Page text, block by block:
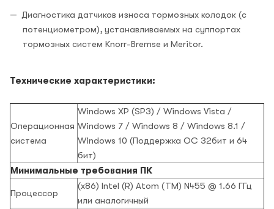
Диагностика датчиков износа тормозных колодок (с
потенциометром), устанавливаемых на суппортах
тормозных систем Knorr-Bremse и Meritor.
Технические характеристики:
Операционная
система
Windows XP (SP3) / Windows Vista /
Windows 7 / Windows 8 / Windows 8.1 /
Windows 10 (Поддержка ОС 32бит и 64
бит)
Минимальные требования ПК
Процессор
(x86) Intel (R) Atom (TM) N455 @ 1.66 ГГц
или аналогичный